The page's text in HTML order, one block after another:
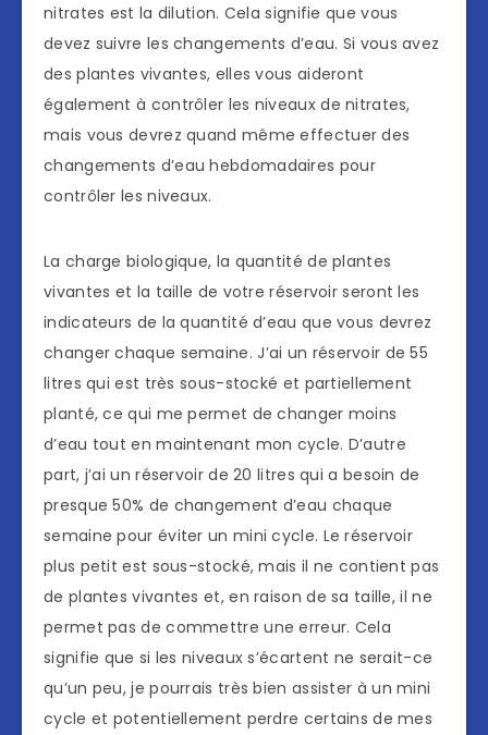
nitrates est la dilution. Cela signifie que vous
devez suivre les changements d’eau. Si vous avez
des plantes vivantes, elles vous aideront
également à contrôler les niveaux de nitrates,
mais vous devrez quand même effectuer des
changements d’eau hebdomadaires pour
contrôler les niveaux.
La charge biologique, la quantité de plantes
vivantes et la taille de votre réservoir seront les
indicateurs de la quantité d’eau que vous devrez
changer chaque semaine. J’ai un réservoir de 55
litres qui est très sous-stocké et partiellement
planté, ce qui me permet de changer moins
d’eau tout en maintenant mon cycle. D’autre
part, j’ai un réservoir de 20 litres qui a besoin de
presque 50% de changement d’eau chaque
semaine pour éviter un mini cycle. Le réservoir
plus petit est sous-stocké, mais il ne contient pas
de plantes vivantes et, en raison de sa taille, il ne
permet pas de commettre une erreur. Cela
signifie que si les niveaux s’écartent ne serait-ce
qu’un peu, je pourrais très bien assister à un mini
cycle et potentiellement perdre certains de mes